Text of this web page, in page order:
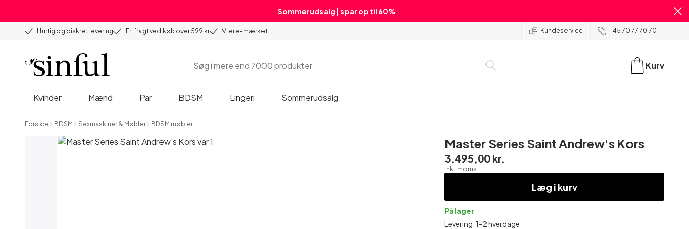
Sommerudsalg | spar op til 60%
Hurtig og diskret levering Fri fragt ved køb over 599 kr Vi er e-mærket Kundeservice +45 70 77 70 70
Kvinder Mænd Par BDSM Lingeri Sommerudsalg
Kurv
Forside BDSM Sexmaskiner & Møbler BDSM møbler
Master Series Saint Andrew's Kors
3.495,00 kr.
Inkl. moms
Læg i kurv
På lager
Levering: 1-2 hverdage